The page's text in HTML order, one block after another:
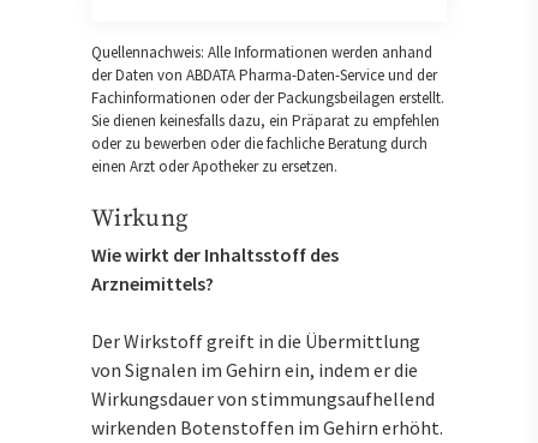
Quellennachweis: Alle Informationen werden anhand
der Daten von ABDATA Pharma-Daten-Service und der
Fachinformationen oder der Packungsbeilagen erstellt.
Sie dienen keinesfalls dazu, ein Präparat zu empfehlen
oder zu bewerben oder die fachliche Beratung durch
einen Arzt oder Apotheker zu ersetzen.
Wirkung
Wie wirkt der Inhaltsstoff des
Arzneimittels?
Der Wirkstoff greift in die Übermittlung
von Signalen im Gehirn ein, indem er die
Wirkungsdauer von stimmungsaufhellend
wirkenden Botenstoffen im Gehirn erhöht.